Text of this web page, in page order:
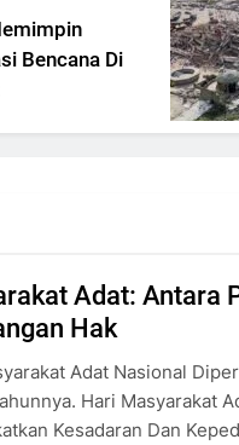
Adat: Antara
Hak
Adat Nasional
Hari Masyarakat
Kesadaran Dan